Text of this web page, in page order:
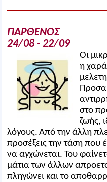
ΠΑΡΘΕΝΟΣ
24/08 - 22/09
Οι
η χαρά
στο
ζωής,
λόγους. Από την άλλη
προσέξεις την τάση που
να αγχώνεται. Του
μάτια των άλλων
πληγώνει και το